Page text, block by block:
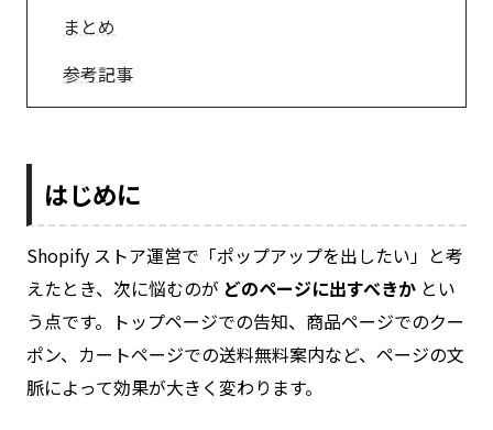
まとめ
参考記事
はじめに
Shopify ストア運営で「ポップアップを出したい」と考
えたとき、次に悩むのが どのページに出すべきか とい
う点です。トップページでの告知、商品ページでのクー
ポン、カートページでの送料無料案内など、ページの文
脈によって効果が大きく変わります。